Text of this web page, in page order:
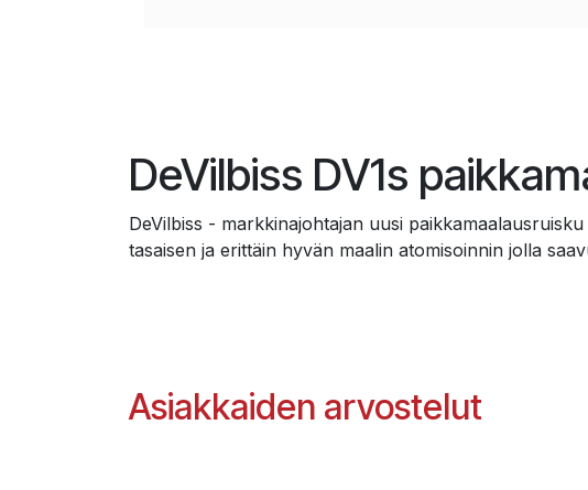
DeVilbiss DV1s
DeVilbiss - markkinajohtajan uusi
tasaisen ja erittäin hyvän maalin atomisoinnin jolla
Asiakkaiden arvostelut